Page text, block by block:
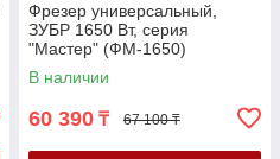
Фрезер универсальный,
ЗУБР 1650 Вт, серия
"Мастер" (ФМ-1650)
В наличии
60 390 ₸ 67 100 ₸